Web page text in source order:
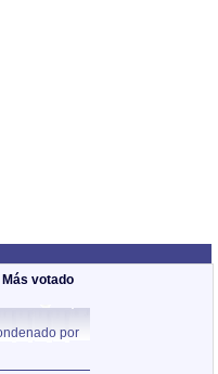
Más votado
por